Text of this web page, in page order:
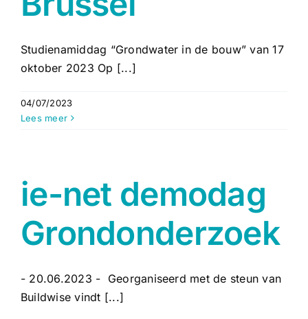
Studienamiddag “Grondwater in de bouw” van 17
oktober 2023 Op [...]
04/07/2023
Lees meer
ie-net demodag
Grondonderzoek
- 20.06.2023 - Georganiseerd met de steun van
Buildwise vindt [...]